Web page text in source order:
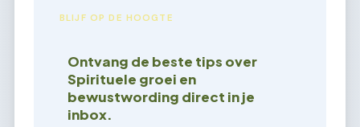
BLIJF OP DE HOOGTE
Ontvang de beste tips over
Spirituele groei en
bewustwording direct in je
inbox.